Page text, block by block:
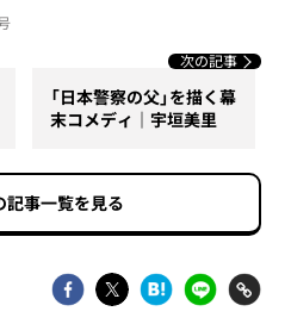
次の記事
「日本警察の父」を描く幕
末コメディ｜宇垣美里
記事一覧を見る